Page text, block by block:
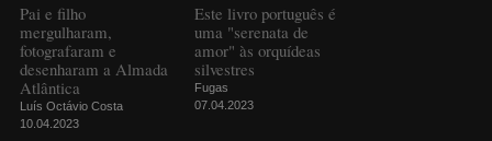
Pai e filho
mergulharam,
fotografaram e
desenharam a Almada
Atlântica
Luís Octávio Costa
10.04.2023
Este livro português é
uma "serenata de
amor" às orquídeas
silvestres
Fugas
07.04.2023